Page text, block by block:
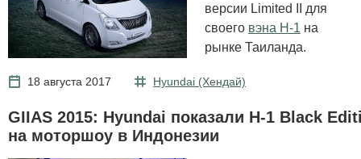
версии Limited II для
своего вэна H-1 на
рынке Таиланда.
18 августа 2017 Hyundai (Хендай)
GIIAS 2015: Hyundai показали H-1 Black
на моторшоу в Индонезии